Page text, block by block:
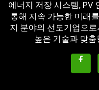
에너지 저장 시스템, PV
통해 지속 가능한 미래
지 분야의 선도기업으
높은 기술과 맞